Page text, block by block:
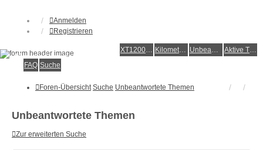
Anmelden
Registrieren
XT1200Z-Wiki Kilometerstatistik Unbeantwortete Themen Aktive Themen
Alles rund um die Yamaha XT1200Z Super Ténéré
FAQ Suche
Foren-Übersicht Suche Unbeantwortete Themen
Unbeantwortete Themen
Zur erweiterten Suche